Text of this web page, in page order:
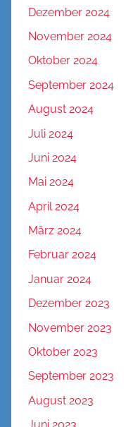
Dezember 2024
November 2024
Oktober 2024
September 2024
August 2024
Juli 2024
Juni 2024
Mai 2024
April 2024
März 2024
Februar 2024
Januar 2024
Dezember 2023
November 2023
Oktober 2023
September 2023
August 2023